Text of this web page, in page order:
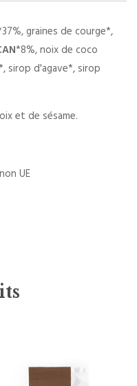
graines de courge*,
*8%, noix de coco
sirop d'agave*, sirop
et de sésame.
UE